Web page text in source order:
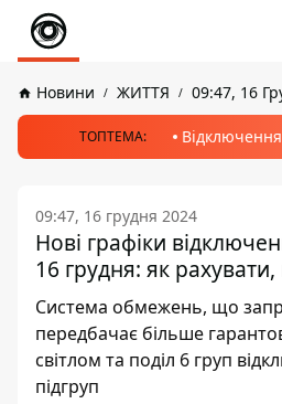
Новини ЖИТТЯ 09:47, 16
ТОПТЕМА: Відключення
09:47, 16 грудня 2024
Нові графіки
16 грудня: як рахувати,
Система обмежень, що
передбачає більше
світлом та поділ 6 груп
підгруп